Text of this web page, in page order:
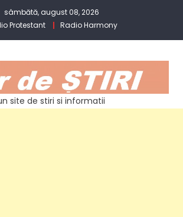
sâmbătă, august 08, 2026
Protestant
Radio Harmony
site de stiri si informatii